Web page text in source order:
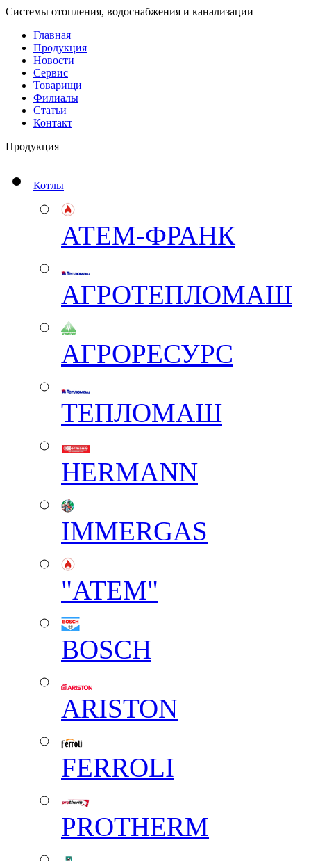
Системы отопления, водоснабжения и канализации
Главная
Продукция
Новости
Сервис
Товарищи
Филиалы
Статьи
Контакт
Продукция
Котлы
АТЕМ-ФРАНК
АГРОТЕПЛОМАШ
АГРОРЕСУРС
ТЕПЛОМАШ
HERMANN
IMMERGAS
"АТЕМ"
BOSCH
ARISTON
FERROLI
PROTHERM